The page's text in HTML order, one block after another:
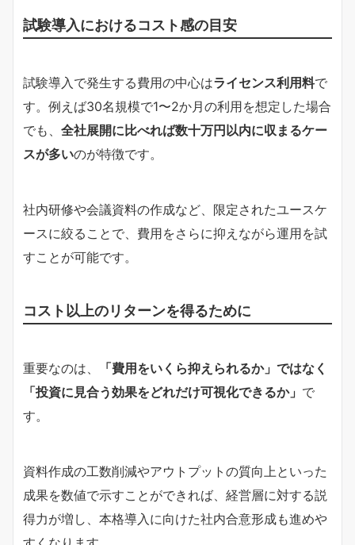
試験導入におけるコスト感の目安
試験導入で発生する費用の中心はライセンス利用料で
す。例えば30名規模で1〜2か月の利用を想定した場合
でも、 全社展開に比べれば数十万円以内に収まるケー
スが多いのが特徴です。
社内研修や会議資料の作成など、限定されたユースケ
ースに絞ることで、費用をさらに抑えながら運用を試
すことが可能です。
コスト以上のリターンを得るために
重要なのは、
「費用をいくら抑えられるか」ではなく
「投資に見合う効果をどれだけ可視化できるか」 で
す。
資料作成の工数削減やアウトプットの質向上といった
成果を数値で示すことができれば、経営層に対する説
得力が増し、本格導入に向けた社内合意形成も進めや